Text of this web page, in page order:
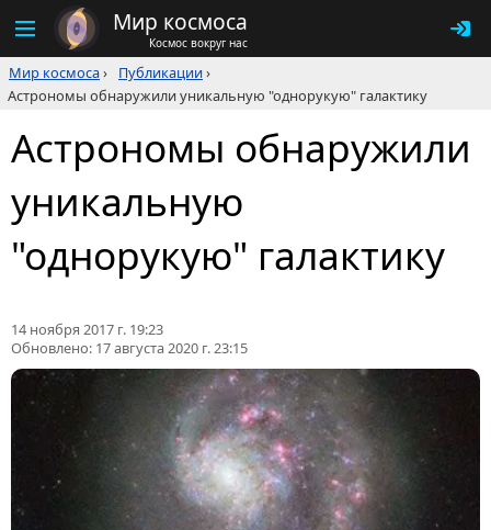
Мир космоса
Космос вокруг нас
Мир космоса› Публикации›
Астрономы обнаружили уникальную "однорукую" галактику
Астрономы обнаружили
уникальную
"однорукую" галактику
14 ноября 2017 г. 19:23
Обновлено: 17 августа 2020 г. 23:15